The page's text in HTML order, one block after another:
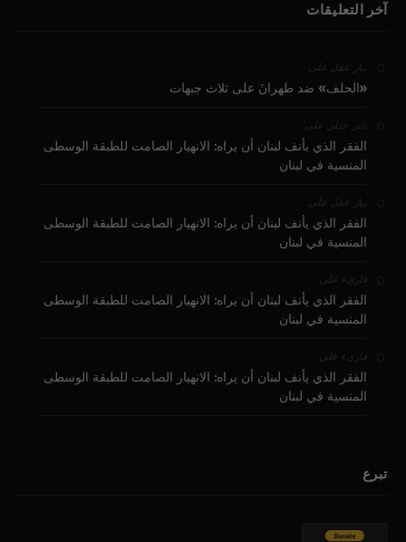
آخر التعليقات
بيار عقل على
«الحلف» ضد طهرانَ على ثلاث جبهات
نادر جبلي على
الفقر الذي يأنف لبنان أن يراه: الانهيار الصامت للطبقة الوسطى
المنسية في لبنان
بيار عقل على
الفقر الذي يأنف لبنان أن يراه: الانهيار الصامت للطبقة الوسطى
المنسية في لبنان
قارىء على
الفقر الذي يأنف لبنان أن يراه: الانهيار الصامت للطبقة الوسطى
المنسية في لبنان
قارىء على
الفقر الذي يأنف لبنان أن يراه: الانهيار الصامت للطبقة الوسطى
المنسية في لبنان
تبرع